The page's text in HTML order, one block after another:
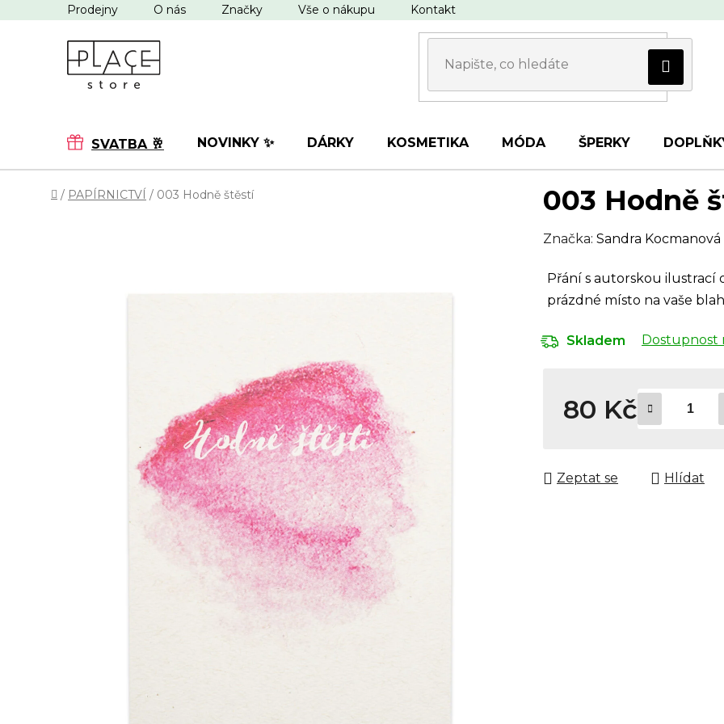
na
Prodejny O nás Značky Vše o nákupu Kontakt
SVATBA 🥂 NOVINKY ✨ DÁRKY KOSMETIKA MÓDA ŠPERKY
Domů
/ PAPÍRNICTVÍ / 003 Hodně štěstí 003 Hodně
Značka: Sandra Kocmanová
Přání s autorskou ilustrací
prázdné místo na vaše
Skladem Dostupnost
80 Kč
Zeptat se Hlídat